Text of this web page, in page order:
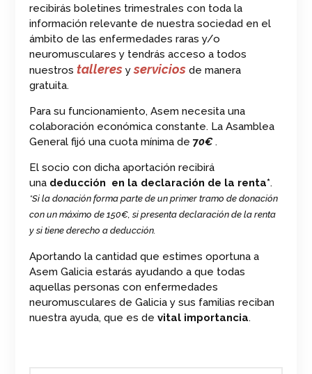
recibirás boletines trimestrales con toda la
información relevante de nuestra sociedad en el
ámbito de las enfermedades raras y/o
neuromusculares y tendrás acceso a todos
nuestros talleres yservicios de manera
gratuita.
Para su funcionamiento, Asem necesita una
colaboración económica constante. La Asamblea
General fijó una cuota mínima de70€.
El socio con dicha aportación recibirá
una deducción en la declaración de la renta*.
*Si la donación forma parte de un primer tramo de donación
con un máximo de 150€, si presenta declaración de la renta
y si tiene derecho a deducción.
Aportando la cantidad que estimes oportuna a
Asem Galicia estarás ayudando a que todas
aquellas personas con enfermedades
neuromusculares de Galicia y sus familias reciban
nuestra ayuda, que es devital importancia.